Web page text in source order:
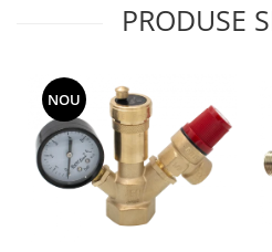
Clapete de actionare
Ventilator de tubulatura
Amenajare bucatarie
Promotii pachete chiuveta +
PRODUSE
NOU